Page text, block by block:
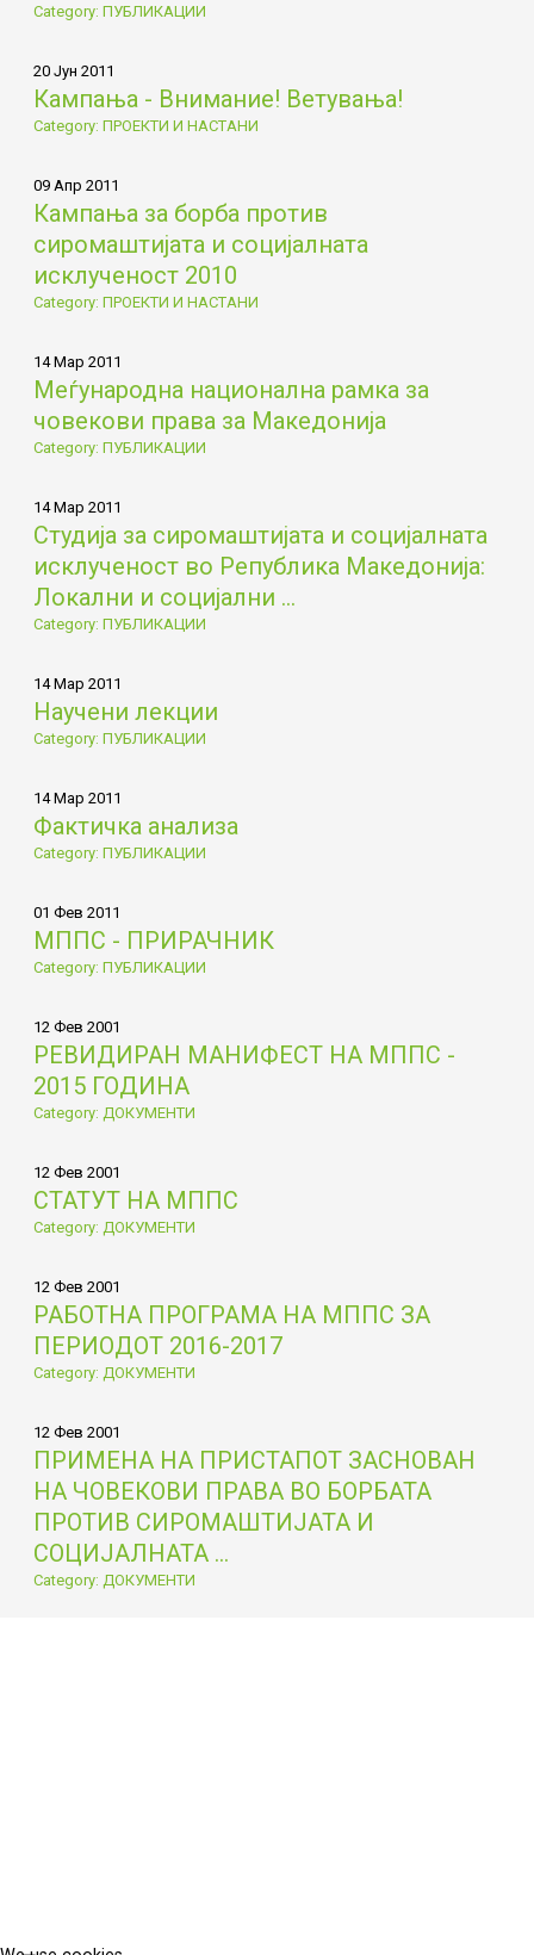
Category: ПУБЛИКАЦИИ
20 Јун 2011
Кампања - Внимание! Ветувања!
Category: ПРОЕКТИ И НАСТАНИ
09 Апр 2011
Кампања за борба против
сиромаштијата и социјалната
исклученост 2010
Category: ПРОЕКТИ И НАСТАНИ
14 Мар 2011
Меѓународна национална рамка за
човекови права за Македонија
Category: ПУБЛИКАЦИИ
14 Мар 2011
Студија за сиромаштијата и социјалната
исклученост во Република Македонија:
Локални и социјални ...
Category: ПУБЛИКАЦИИ
14 Мар 2011
Научени лекции
Category: ПУБЛИКАЦИИ
14 Мар 2011
Фактичка анализа
Category: ПУБЛИКАЦИИ
01 Фев 2011
МППС - ПРИРАЧНИК
Category: ПУБЛИКАЦИИ
12 Фев 2001
РЕВИДИРАН МАНИФЕСТ НА МППС -
2015 ГОДИНА
Category: ДОКУМЕНТИ
12 Фев 2001
СТАТУТ НА МППС
Category: ДОКУМЕНТИ
12 Фев 2001
РАБОТНА ПРОГРАМА НА МППС ЗА
ПЕРИОДОТ 2016-2017
Category: ДОКУМЕНТИ
12 Фев 2001
ПРИМЕНА НА ПРИСТАПОТ ЗАСНОВАН
НА ЧОВЕКОВИ ПРАВА ВО БОРБАТА
ПРОТИВ СИРОМАШТИЈАТА И
СОЦИЈАЛНАТА ...
Category: ДОКУМЕНТИ